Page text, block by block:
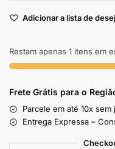
Adicionar a lista de
Restam apenas 1 itens em
Frete Grátis para o
Parcele em até 10x sem
Entrega Expressa –